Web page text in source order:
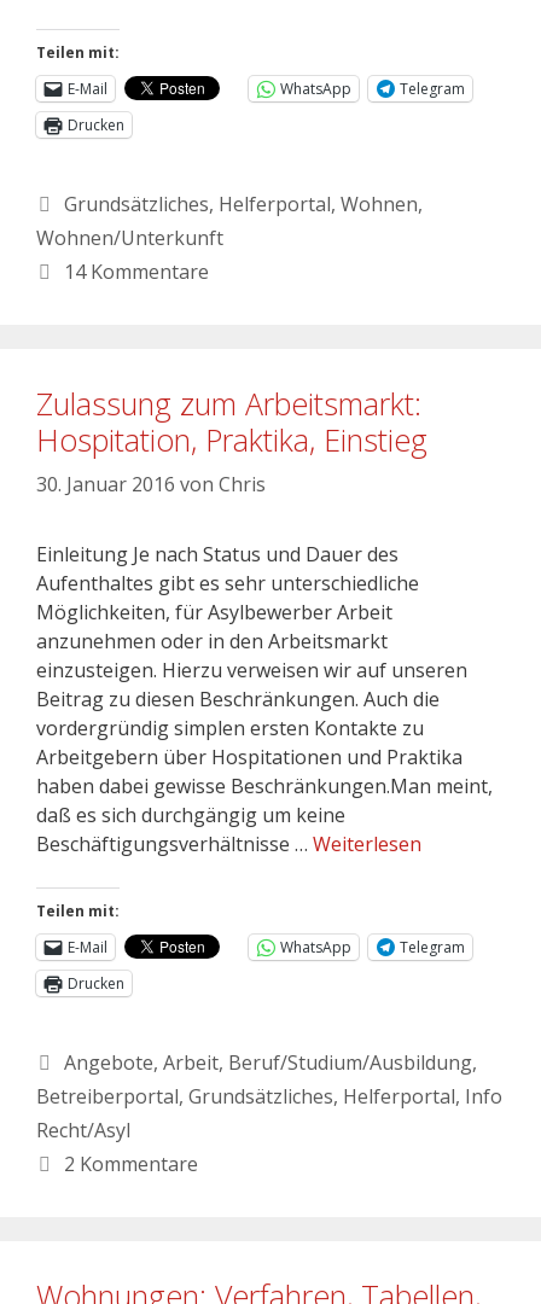
Teilen mit:
E-Mail
WhatsApp
Telegram
Drucken
Grundsätzliches, Helferportal, Wohnen,
Wohnen/Unterkunft
14 Kommentare
Zulassung zum Arbeitsmarkt:
Hospitation, Praktika, Einstieg
30. Januar 2016 von Chris
Einleitung Je nach Status und Dauer des
Aufenthaltes gibt es sehr unterschiedliche
Möglichkeiten, für Asylbewerber Arbeit
anzunehmen oder in den Arbeitsmarkt
einzusteigen. Hierzu verweisen wir auf unseren
Beitrag zu diesen Beschränkungen. Auch die
vordergründig simplen ersten Kontakte zu
Arbeitgebern über Hospitationen und Praktika
haben dabei gewisse Beschränkungen.Man meint,
daß es sich durchgängig um keine
Beschäftigungsverhältnisse … Weiterlesen
Teilen mit:
E-Mail
WhatsApp
Telegram
Drucken
Angebote, Arbeit, Beruf/Studium/Ausbildung,
Betreiberportal, Grundsätzliches, Helferportal, Info
Recht/Asyl
2 Kommentare
Wohnungen: Verfahren, Tabellen,